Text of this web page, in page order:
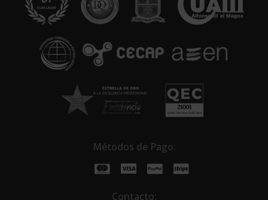
i
Métodos de Pago:
Contacto: